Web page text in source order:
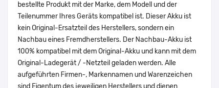
bestellte Produkt mit der Marke, dem Modell und der
Teilenummer Ihres Geräts kompatibel ist. Dieser Akku ist
kein Original-Ersatzteil des Herstellers, sondern ein
Nachbau eines Fremdherstellers. Der Nachbau-Akku ist
100% kompatibel mit dem Original-Akku und kann mit dem
Original-Ladegerät / -Netzteil geladen werden. Alle
aufgeführten Firmen-, Markennamen und Warenzeichen